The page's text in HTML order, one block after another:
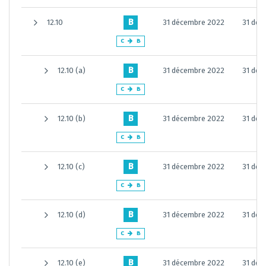
12.10 B
C B
31 décembre 2022 31
12.10 (a) B
C B
31 décembre 2022 31
12.10 (b) B
C B
31 décembre 2022 31
12.10 (c) B
C B
31 décembre 2022 31
12.10 (d) B
C B
31 décembre 2022 31
12.10 (e) B 31 décembre 2022 31